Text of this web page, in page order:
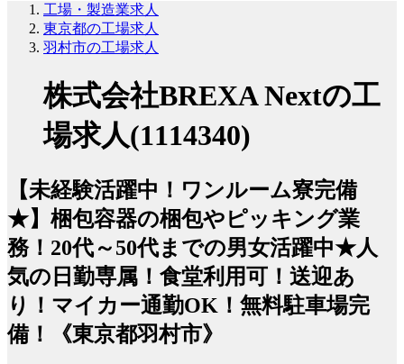
工場・製造業求人
東京都の工場求人
羽村市の工場求人
株式会社BREXA Nextの工
場求人(1114340)
【未経験活躍中！ワンルーム寮完備
★】梱包容器の梱包やピッキング業
務！20代～50代までの男女活躍中★人
気の日勤専属！食堂利用可！送迎あ
り！マイカー通勤OK！無料駐車場完
備！《東京都羽村市》